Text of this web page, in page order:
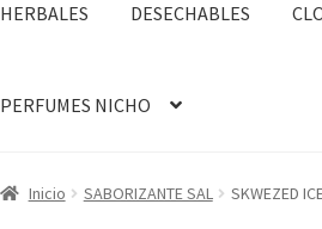
HERBALES DESECHABLES
PERFUMES NICHO
Inicio SABORIZANTE SAL SKWEZED